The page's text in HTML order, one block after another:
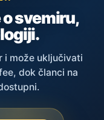
svemiru,
i može uključivati
dok članci na